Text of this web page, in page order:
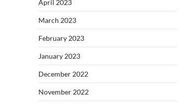
April 2023
March 2023
February 2023
January 2023
December 2022
November 2022